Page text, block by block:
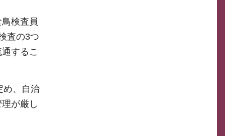
検査員
査の3つ
するこ
め、自治
が厳し